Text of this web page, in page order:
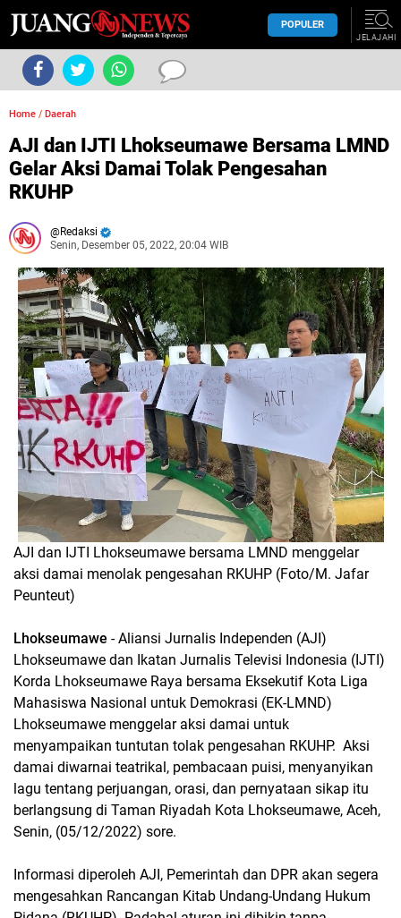
POPULER
JELAJAHI
Home / Daerah
AJI dan IJTI Lhokseumawe Bersama LMND
Gelar Aksi Damai Tolak Pengesahan
RKUHP
Redaksi
Senin, Desember 05, 2022, 20:04 WIB
AJI dan IJTI Lhokseumawe bersama LMND menggelar
aksi damai menolak pengesahan RKUHP (Foto/M. Jafar
Peunteut)
Lhokseumawe - Aliansi Jurnalis Independen (AJI)
Lhokseumawe dan Ikatan Jurnalis Televisi Indonesia (IJTI)
Korda Lhokseumawe Raya bersama Eksekutif Kota Liga
Mahasiswa Nasional untuk Demokrasi (EK-LMND)
Lhokseumawe menggelar aksi damai untuk
menyampaikan tuntutan tolak pengesahan RKUHP. Aksi
damai diwarnai teatrikal, pembacaan puisi, menyanyikan
lagu tentang perjuangan, orasi, dan pernyataan sikap itu
berlangsung di Taman Riyadah Kota Lhokseumawe, Aceh,
Senin, (05/12/2022) sore.
Informasi diperoleh AJI, Pemerintah dan DPR akan segera
mengesahkan Rancangan Kitab Undang-Undang Hukum